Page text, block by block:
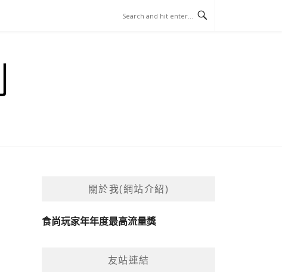
關於我(網站介紹)
食尚玩家年年度最高流量獎
友站連結